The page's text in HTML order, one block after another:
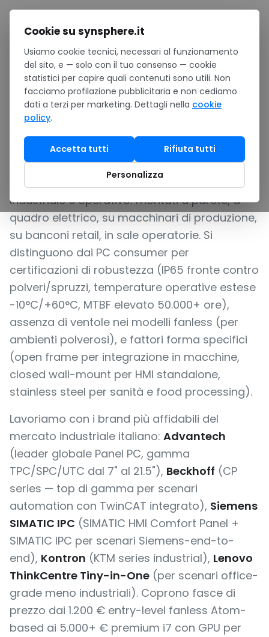
Salta al contenuto
Home / Hardware Computer & Surface Panel PC
COMPUTER ALL-IN-ONE TOUCHSCREEN PER AMBIENTI
INDUSTRIALI, RETAIL E SANITÀ
Panel PC
I Panel PC sonocomputer all-in-one con
touchscreen integratoprogettati per uso
industriale e operativo: montati a parete, a
quadro elettrico, su macchinari di produzione,
su banconi retail, in sale operatorie. Si
distinguono dai PC consumer per
certificazioni di robustezza (IP65 fronte contro
polveri/spruzzi, temperature operative estese
-10°C/+60°C, MTBF elevato 50.000+ ore),
assenza di ventole nei modelli fanless (per
ambienti polverosi), e fattori forma specifici
(open frame per integrazione in macchine,
closed wall-mount per HMI standalone,
stainless steel per sanità e food processing).
Lavoriamo con i brand più affidabili del
mercato industriale italiano: Advantech
(leader globale Panel PC, gamma
TPC/SPC/UTC dal 7" al 21.5"), Beckhoff (CP
series — top di gamma per scenari
automation con TwinCAT integrato), Siemens
SIMATIC IPC (SIMATIC HMI Comfort Panel +
SIMATIC IPC per scenari Siemens-end-to-
end), Kontron (KTM series industrial), Lenovo
ThinkCentre Tiny-in-One (per scenari office-
grade meno industriali). Coprono fasce di
prezzo dai 1.200 € entry-level fanless Atom-
based ai 5.000+ € premium i7 con GPU per
Cookie su synsphere.it
Usiamo cookie tecnici, necessari al funzionamento
del sito, e — solo con il tuo consenso — cookie
statistici per capire quali contenuti sono utili. Non
facciamo profilazione pubblicitaria e non cediamo
dati a terzi per marketing. Dettagli nella cookie
policy.
Accetta tutti Rifiuta tutti
Personalizza